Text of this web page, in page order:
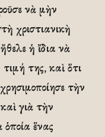
νὰ μὴν
χριστιανικὴ
ἡ ἴδια νὰ
της, καὶ ὅτι
τὴν
γιὰ τὴν
ἕνας